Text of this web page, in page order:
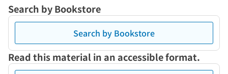
Search by Bookstore
Search by Bookstore
Read this material in an accessible format.